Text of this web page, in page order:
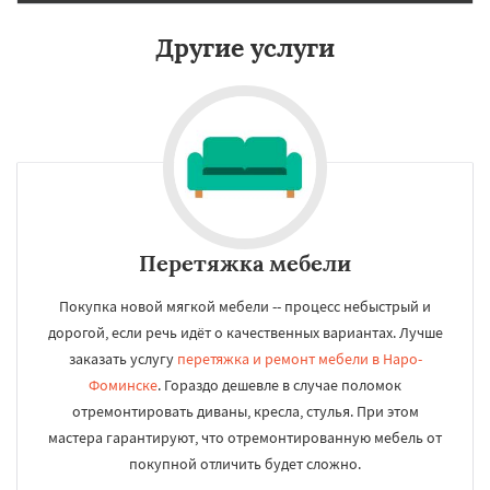
Другие услуги
Перетяжка мебели
Покупка новой мягкой мебели -- процесс небыстрый и
дорогой, если речь идёт о качественных вариантах. Лучше
заказать услугу перетяжка и ремонт мебели в Наро-
Фоминске. Гораздо дешевле в случае поломок
отремонтировать диваны, кресла, стулья. При этом
мастера гарантируют, что отремонтированную мебель от
покупной отличить будет сложно.